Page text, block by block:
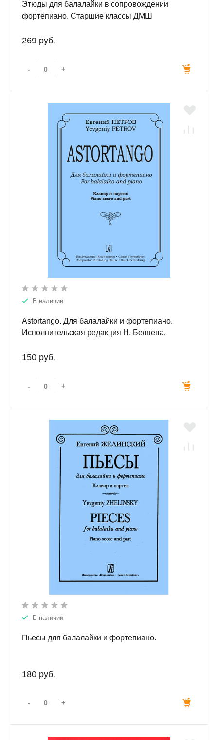
Этюды для балалайки в сопровождении
фортепиано. Старшие классы ДМШ
269 руб.
- +
В наличии
Astortango. Для балалайки и фортепиано.
Исполнительская редакция Н. Беляева.
150 руб.
- +
В наличии
Пьесы для балалайки и фортепиано.
180 руб.
- +